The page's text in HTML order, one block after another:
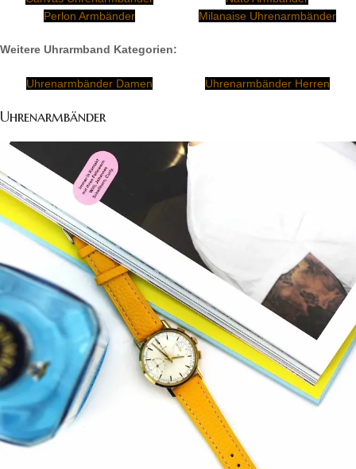
Perlon Armbänder
Milanaise Uhrenarmbänder
Weitere Uhrarmband Kategorien:
Uhrenarmbänder Damen Uhrenarmbänder Herren
Uhrenarmbänder